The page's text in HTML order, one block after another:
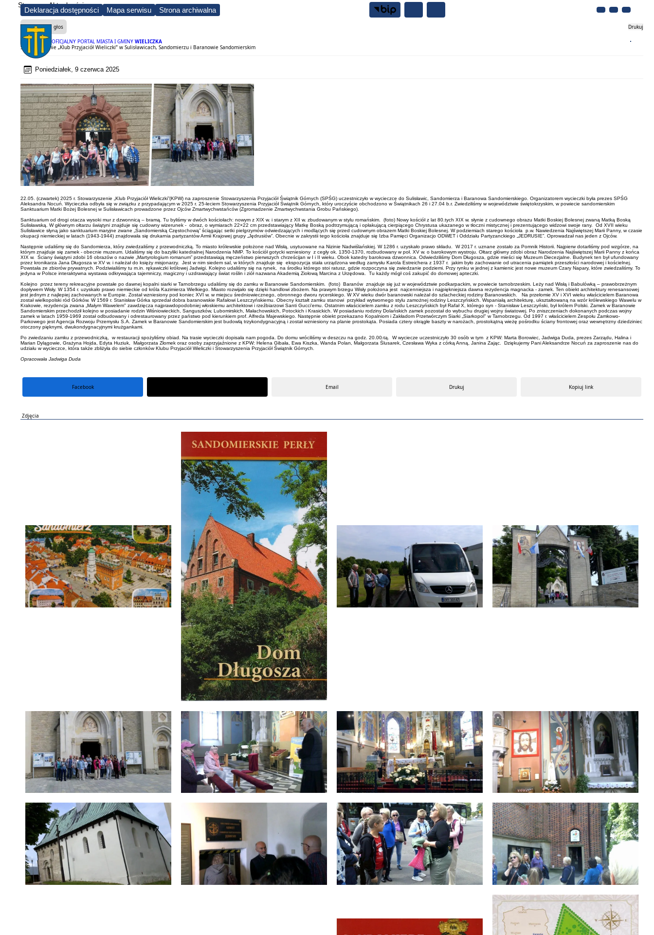
Deklaracja dostępności Mapa serwisu Strona archiwalna
OFICJALNY PORTAL MIASTA I GMINY WIELICZKA
Strona Aktualności
Czytaj na głos Drukuj
Stowarzyszenie „Klub Przyjaciół Wieliczki” w Sulisławicach, Sandomierzu i Baranowie Sandomierskim
Poniedziałek, 9 czerwca 2025
22.05. (czwartek) 2025 r. Stowarzyszenie „Klub Przyjaciół Wieliczki”(KPW) na zaproszenie Stowarzyszenia Przyjaciół Świątnik Górnych (SPŚG) uczestniczyło w wycieczce do Sulisławic, Sandomierza i Baranowa Sandomierskiego. Organizatorem wycieczki była prezes SPŚG
Aleksandra Nocuń. Wycieczka odbyła się w związku z przypadającym w 2025 r. 25-leciem Stowarzyszenia Przyjaciół Świątnik Górnych, który uroczyście obchodzono w Świątnikach 26 i 27.04 b.r. Zwiedziliśmy w województwie świętokrzyskim, w powiecie sandomierskim
Sanktuarium Matki Bożej Bolesnej w Sulisławicach prowadzone przez Ojców Zmartwychwstańców (Zgromadzenie Zmartwychwstania Grobu Pańskiego).
Sanktuarium od drogi otacza wysoki mur z dzwonnicą – bramą. Tu byliśmy w dwóch kościołach: nowym z XIX w. i starym z XII w. zbudowanym w stylu romańskim. (foto) Nowy kościół z lat 80.tych XIX w. słynie z cudownego obrazu Matki Boskiej Bolesnej zwaną Matką Boską
Sulisławską. W głównym ołtarzu świątyni znajduje się cudowny wizerunek - obraz, o wymiarach 22×22 cm przedstawiający Matkę Boską podtrzymującą i opłakującą cierpiącego Chrystusa ukazanego w tłoczni mistycznej i prezentującego widzowi swoje rany. Od XVII wieku
Sulisławice słyną jako sanktuarium maryjne zwane „Sandomierską Częstochową” ściągając setki pielgrzymów odwiedzających i modlących się przed cudownym obrazem Matki Boskiej Bolesnej. W podziemiach starego kościoła p.w. Nawiedzenia Najświętszej Marii Panny, w czasie
okupacji niemieckiej w latach (1943-1944) znajdowała się drukarnia partyzantów Armii Krajowej grupy „Jędrusiów”. Obecnie w zakrystii tego kościoła znajduje się Izba Pamięci Organizacjo ODWET i Oddziału Partyzanckiego „JEDRUSIE”. Oprowadzał nas jeden z Ojców.
Następnie udaliśmy się do Sandomierza, który zwiedzaliśmy z przewodniczką. To miasto królewskie położone nad Wisłą, usytuowane na Nizinie Nadwiślańskiej. W 1286 r. uzyskało prawo składu. W 2017 r. uznane zostało za Pomnik Historii. Najpierw dotarliśmy pod wzgórze, na
którym znajduje się zamek - obecnie muzeum. Udaliśmy się do bazyliki katedralnej Narodzenia NMP. To kościół gotycki wzniesiony z cegły ok. 1350-1370, rozbudowany w poł. XV w. o barokowym wystroju. Ołtarz główny zdobi obraz Narodzenia Najświętszej Marii Panny z końca
XIX w. Ściany świątyni zdobi 16 obrazów o nazwie „Martyrologium romanum” przedstawiają męczeństwo pierwszych chrześcijan w I i II wieku. Obok katedry barokowa dzwonnica. Odwiedziliśmy Dom Długosza, gdzie mieści się Muzeum Diecezjalne. Budynek ten był ufundowany
przez kronikarza Jana Długosza w XV w. i należał do księży misjonarzy. Jest w nim siedem sal, w których znajduje się ekspozycja stała urządzona według zamysłu Karola Estreichera z 1937 r. jakim było zachowanie od utracenia pamiątek przeszłości narodowej i kościelnej.
Powstała ze zbiorów prywatnych. Podziwialiśmy tu m.in. rękawiczki królowej Jadwigi. Kolejno udaliśmy się na rynek, na środku którego stoi ratusz, gdzie rozpoczyna się zwiedzanie podziemi. Przy rynku w jednej z kamienic jest nowe muzeum Czary Napary, które zwiedzaliśmy. To
jedyna w Polsce interaktywna wystawa odkrywająca tajemniczy, magiczny i uzdrawiający świat roślin i ziół nazwana Akademią Ziołową Marcina z Urzędowa. Tu każdy mógł coś zakupić do domowej apteczki.
Kolejno przez tereny rekreacyjne powstałe po dawnej kopalni siarki w Tarnobrzegu udaliśmy się do zamku w Baranowie Sandomierskim. (foto) Baranów znajduje się już w województwie podkarpackim, w powiecie tarnobrzeskim. Leży nad Wisłą i Babulówką – prawobrzeżnym
dopływem Wisły. W 1354 r. uzyskało prawo niemieckie od króla Kazimierza Wielkiego. Miasto rozwijało się dzięki handlowi zbożem. Na prawym brzegu Wisły położona jest najcenniejsza i najpiękniejsza dawna rezydencja magnacka - zamek. Ten obiekt architektury renesansowej
jest jednym z najlepiej zachowanych w Europie. Został wzniesiony pod koniec XVI w. w miejscu średniowiecznego, obronnego dworu rycerskiego. W XV wieku dwór baranowski należał do szlacheckiej rodziny Baranowskich. Na przełomie XV i XVI wieku właścicielem Baranowa
został wielkopolski ród Górków. W 1569 r. Stanisław Górka sprzedał dobra baranowskie Rafałowi Leszczyńskiemu. Obecny kształt zamku stanowi przykład wytwornego stylu zamożnej rodziny Leszczyńskich. Wspaniałą architekturę, ukształtowaną na wzór królewskiego Wawelu w
Krakowie, rezydencja zwana „Małym Wawelem" zawdzięcza najprawdopodobniej włoskiemu architektowi i rzeźbiarzowi Santi Gucci'emu. Ostatnim właścicielem zamku z rodu Leszczyńskich był Rafał X, którego syn - Stanisław Leszczyński, był królem Polski. Zamek w Baranowie
Sandomierskim przechodził kolejno w posiadanie rodzin Wiśniowieckich, Sanguszków, Lubomirskich, Małachowskich, Potockich i Krasickich. W posiadaniu rodziny Dolańskich zamek pozostał do wybuchu drugiej wojny światowej. Po zniszczeniach dokonanych podczas wojny
zamek w latach 1959-1969 został odbudowany i odrestaurowany przez państwo pod kierunkiem prof. Alfreda Majewskiego. Następnie obiekt przekazano Kopalniom i Zakładom Przetwórczym Siarki „Siarkopol" w Tarnobrzegu. Od 1997 r. właścicielem Zespołu Zamkowo-
Parkowego jest Agencja Rozwoju Przemysłu S.A. Zamek w Baranowie Sandomierskim jest budowlą trzykondygnacyjną i został wzniesiony na planie prostokąta. Posiada cztery okrągłe baszty w narożach, prostokątną wieżę pośrodku ściany frontowej oraz wewnętrzny dziedziniec
otoczony pięknymi, dwukondygnacyjnymi krużgankami.
Po zwiedzaniu zamku z przewodniczką, w restauracji spożyliśmy obiad. Na trasie wycieczki dopisała nam pogoda. Do domu wróciliśmy w deszczu na godz. 20.00-tą. W wyciecze uczestniczyło 30 osób w tym z KPW: Marta Borowiec, Jadwiga Duda, prezes Zarządu, Halina i
Marian Dylągowie, Grażyna Hojda, Edyta Huziuk, Małgorzata Złomek oraz osoby zaprzyjaźnione z KPW: Helena Gibała, Ewa Kiszka, Wanda Polan, Małgorzata Ślusarek, Czesława Wyka z córką Anną, Janina Zając. Dziękujemy Pani Aleksandrze Nocuń za zaproszenie nas do
udziału w wycieczce, która także zbliżyła do siebie członków Klubu Przyjaciół Wieliczki i Stowarzyszenia Przyjaciół Świątnik Górnych.
Opracowała Jadwiga Duda
Facebook Email Drukuj Kopiuj link
Zdjęcia